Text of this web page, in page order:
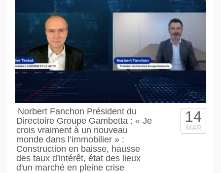
Norbert Fanchon Président du
Directoire Groupe Gambetta : « Je
crois vraiment à un nouveau
monde dans l’immobilier » :
Construction en baisse, hausse
des taux d'intérêt, état des lieux
d'un marché en pleine crise
14
MAR